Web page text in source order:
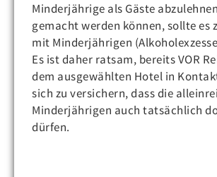
Minderjährige als Gäste
gemacht werden können, sollte es
mit Minderjährigen
Es ist daher ratsam, bereits VOR
dem ausgewählten Hotel in
sich zu versichern, dass die
Minderjährigen auch tatsächlich
dürfen.